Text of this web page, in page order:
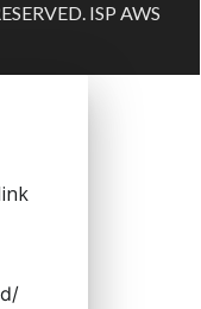
ISP AWS